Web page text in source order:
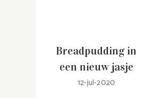
Breadpudding in
een nieuw jasje
12-jul-2020